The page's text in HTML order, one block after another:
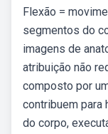
Flexão =
segmentos do
imagens de
atribuição não
composto por
contribuem para
do corpo,